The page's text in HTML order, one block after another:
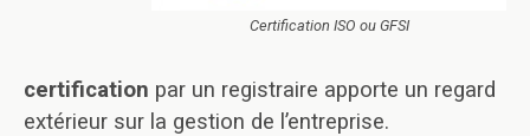
Certification ISO ou GFSI
certification par un registraire apporte un regard
extérieur sur la gestion de l’entreprise.